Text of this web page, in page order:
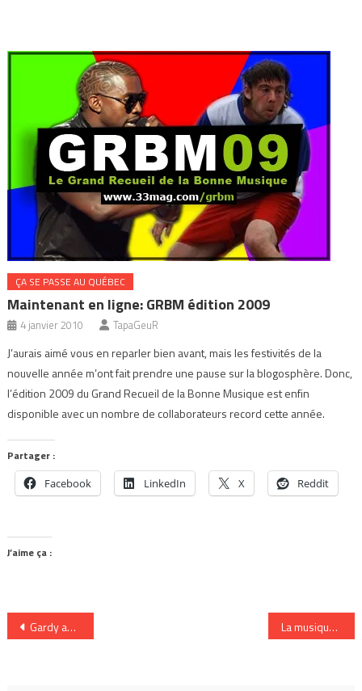
ÇA SE PASSE AU QUÉBEC
Maintenant en ligne: GRBM édition 2009
4 janvier 2010 TapaGeuR
J’aurais aimé vous en reparler bien avant, mais les festivités de la
nouvelle année m’ont fait prendre une pause sur la blogosphère. Donc,
l’édition 2009 du Grand Recueil de la Bonne Musique est enfin
disponible avec un nombre de collaborateurs record cette année.
Partager :
Facebook LinkedIn X Reddit
J’aime ça :
Navigation
Gardy au restaurant antillais de Montréal Kalalu La musique à l’entrée ou sortie du métro